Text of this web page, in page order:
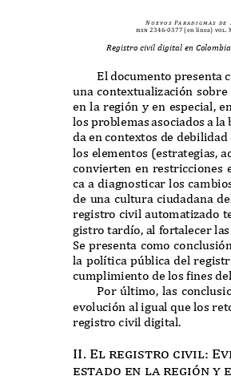
N u e v o s Pa r a d i g m a s d e
issn 2346-0377(en línea) vol.
Registro civil digital en
El documento presenta
una contextualización
en la región y en especial,
los problemas asociados a
da en contextos de debilidad
los elementos (estrategias,
convierten en restricciones
ca a diagnosticar los
de una cultura ciudadana
registro civil automatizado
gistro tardío, al fortalecer
Se presenta como conclusió
la política pública del
cumplimiento de los fines del
Porúltimo, las
evolución al igualque los
registro civil digital.
II. El registro civil:
estado en la región y